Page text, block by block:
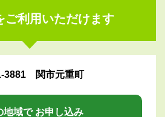
ご利用いただけます
3881 関市元重町
地域で お申し込み